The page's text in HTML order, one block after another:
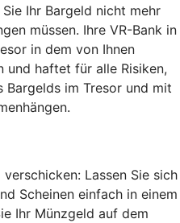
Ihr Bargeld nicht mehr
müssen. Ihre VR-Bank in
in dem von Ihnen
und haftet für alle Risiken,
im Tresor und mit
Lassen Sie sich
Scheinen einfach in einem
Ihr Münzgeld auf dem